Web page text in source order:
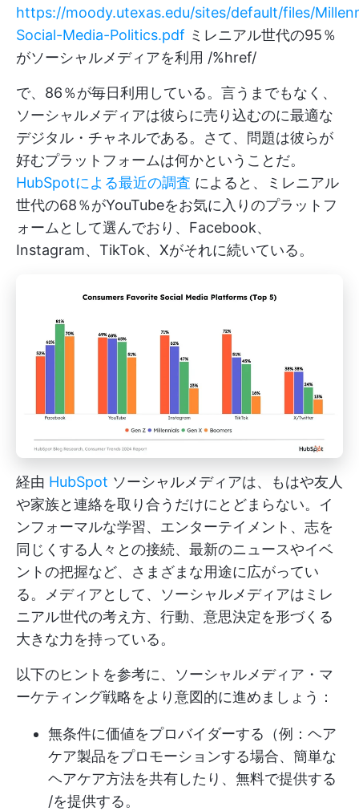
https://moody.utexas.edu/sites/default/files/
Social-Media-Politics.pdf ミレニアル世代の95％
がソーシャルメディアを利用 /%href/
で、86％が毎日利用している。言うまでもなく、
ソーシャルメディアは彼らに売り込むのに最適な
デジタル・チャネルである。さて、問題は彼らが
好むプラットフォームは何かということだ。
HubSpotによる最近の調査 によると、ミレニアル
世代の68％がYouTubeをお気に入りのプラットフ
ォームとして選んでおり、Facebook、
Instagram、TikTok、Xがそれに続いている。
経由 HubSpot ソーシャルメディアは、もはや友人
や家族と連絡を取り合うだけにとどまらない。イ
ンフォーマルな学習、エンターテイメント、志を
同じくする人々との接続、最新のニュースやイベ
ントの把握など、さまざまな用途に広がってい
る。メディアとして、ソーシャルメディアはミレ
ニアル世代の考え方、行動、意思決定を形づくる
大きな力を持っている。
以下のヒントを参考に、ソーシャルメディア・マ
ーケティング戦略をより意図的に進めましょう：
無条件に価値をプロバイダーする（例：ヘア
ケア製品をプロモーションする場合、簡単な
ヘアケア方法を共有したり、無料で提供する
/を提供する。